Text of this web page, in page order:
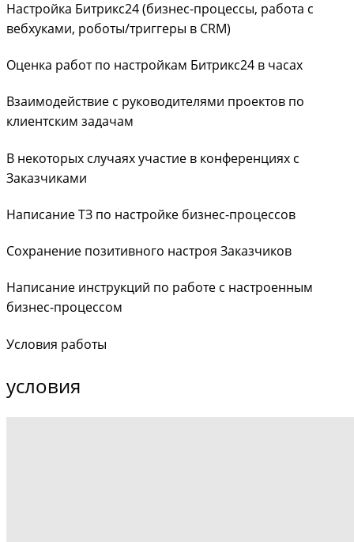
Настройка Битрикс24 (бизнес-процессы, работа с
вебхуками, роботы/триггеры в CRM)
Оценка работ по настройкам Битрикс24 в часах
Взаимодействие с руководителями проектов по
клиентским задачам
В некоторых случаях участие в конференциях с
Заказчиками
Написание ТЗ по настройке бизнес-процессов
Сохранение позитивного настроя Заказчиков
Написание инструкций по работе с настроенным
бизнес-процессом
Условия работы
условия